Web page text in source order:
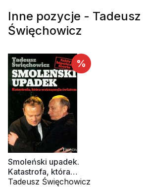
Inne pozycje - Tadeusz
Święchowicz
%
Smoleński upadek.
Katastrofa, która
wstrząsneła światem
Tadeusz Święchowicz